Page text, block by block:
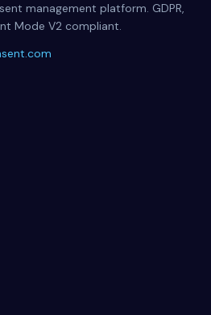
management platform. GDPR,
Mode V2 compliant.